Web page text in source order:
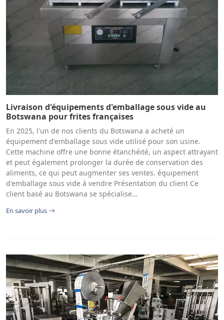
Livraison d'équipements d'emballage sous vide au
Botswana pour frites françaises
En 2025, l'un de nos clients du Botswana a acheté un
équipement d'emballage sous vide utilisé pour son usine.
Cette machine offre une bonne étanchéité, un aspect attrayant
et peut également prolonger la durée de conservation des
aliments, ce qui peut augmenter ses ventes. équipement
d'emballage sous vide à vendre Présentation du client Ce
client basé au Botswana se spécialise…
En savoir plus